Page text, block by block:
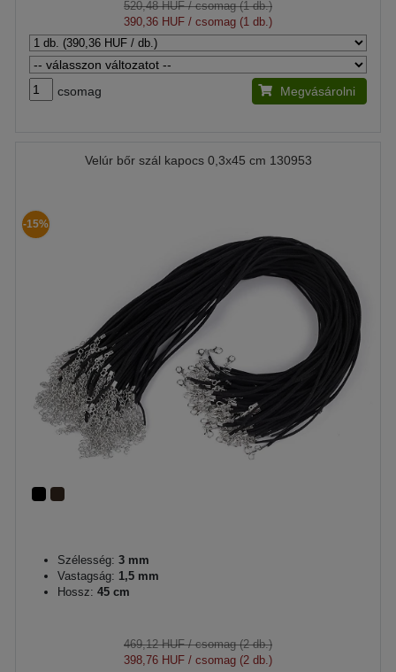
520,48 HUF/ csomag (1 db.)
390,36 HUF / csomag (1 db.)
csomag Megvásárolni
Velúr bőr szál kapocs 0,3x45 cm 130953
-15%
Szélesség: 3 mm
Vastagság: 1,5 mm
Hossz: 45 cm
469,12 HUF/ csomag (2 db.)
398,76 HUF / csomag (2 db.)